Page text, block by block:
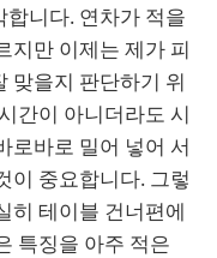
니다. 연차가 적을
지만 이제는 제가 피
맞을지 판단하기 위
간이 아니더라도 시
로바로 밀어 넣어 서
이 중요합니다. 그렇
히 테이블 건너편에
특징을 아주 적은